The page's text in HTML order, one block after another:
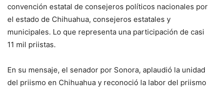
convención estatal de consejeros políticos nacionales por
el estado de Chihuahua, consejeros estatales y
municipales. Lo que representa una participación de casi
11 mil priistas.
En su mensaje, el senador por Sonora, aplaudió la unidad
del priismo en Chihuahua y reconoció la labor del priismo